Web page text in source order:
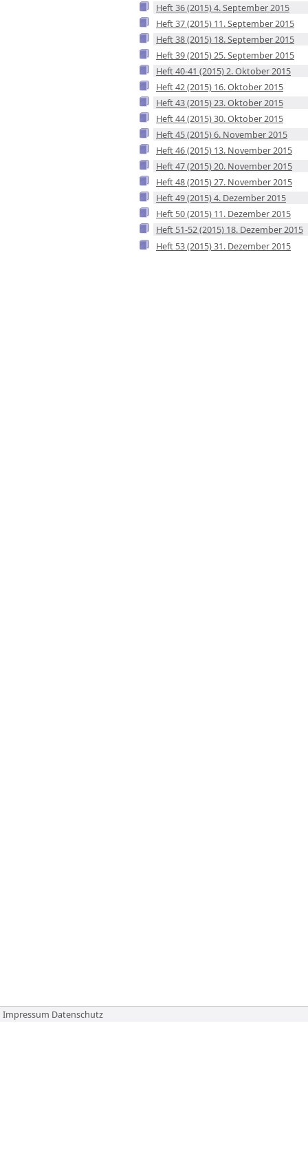
Heft 36 (2015) 4. September 2015
Heft 37 (2015) 11. September 2015
Heft 38 (2015) 18. September 2015
Heft 39 (2015) 25. September 2015
Heft 40-41 (2015) 2. Oktober 2015
Heft 42 (2015) 16. Oktober 2015
Heft 43 (2015) 23. Oktober 2015
Heft 44 (2015) 30. Oktober 2015
Heft 45 (2015) 6. November 2015
Heft 46 (2015) 13. November 2015
Heft 47 (2015) 20. November 2015
Heft 48 (2015) 27. November 2015
Heft 49 (2015) 4. Dezember 2015
Heft 50 (2015) 11. Dezember 2015
Heft 51-52 (2015) 18. Dezember 2015
Heft 53 (2015) 31. Dezember 2015
Impressum Datenschutz